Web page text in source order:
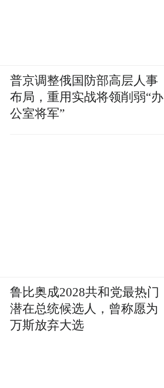
普京调整俄国防部高层人事
布局，重用实战将领削弱“办
公室将军”
鲁比奥成2028共和党最热门
潜在总统候选人，曾称愿为
万斯放弃大选